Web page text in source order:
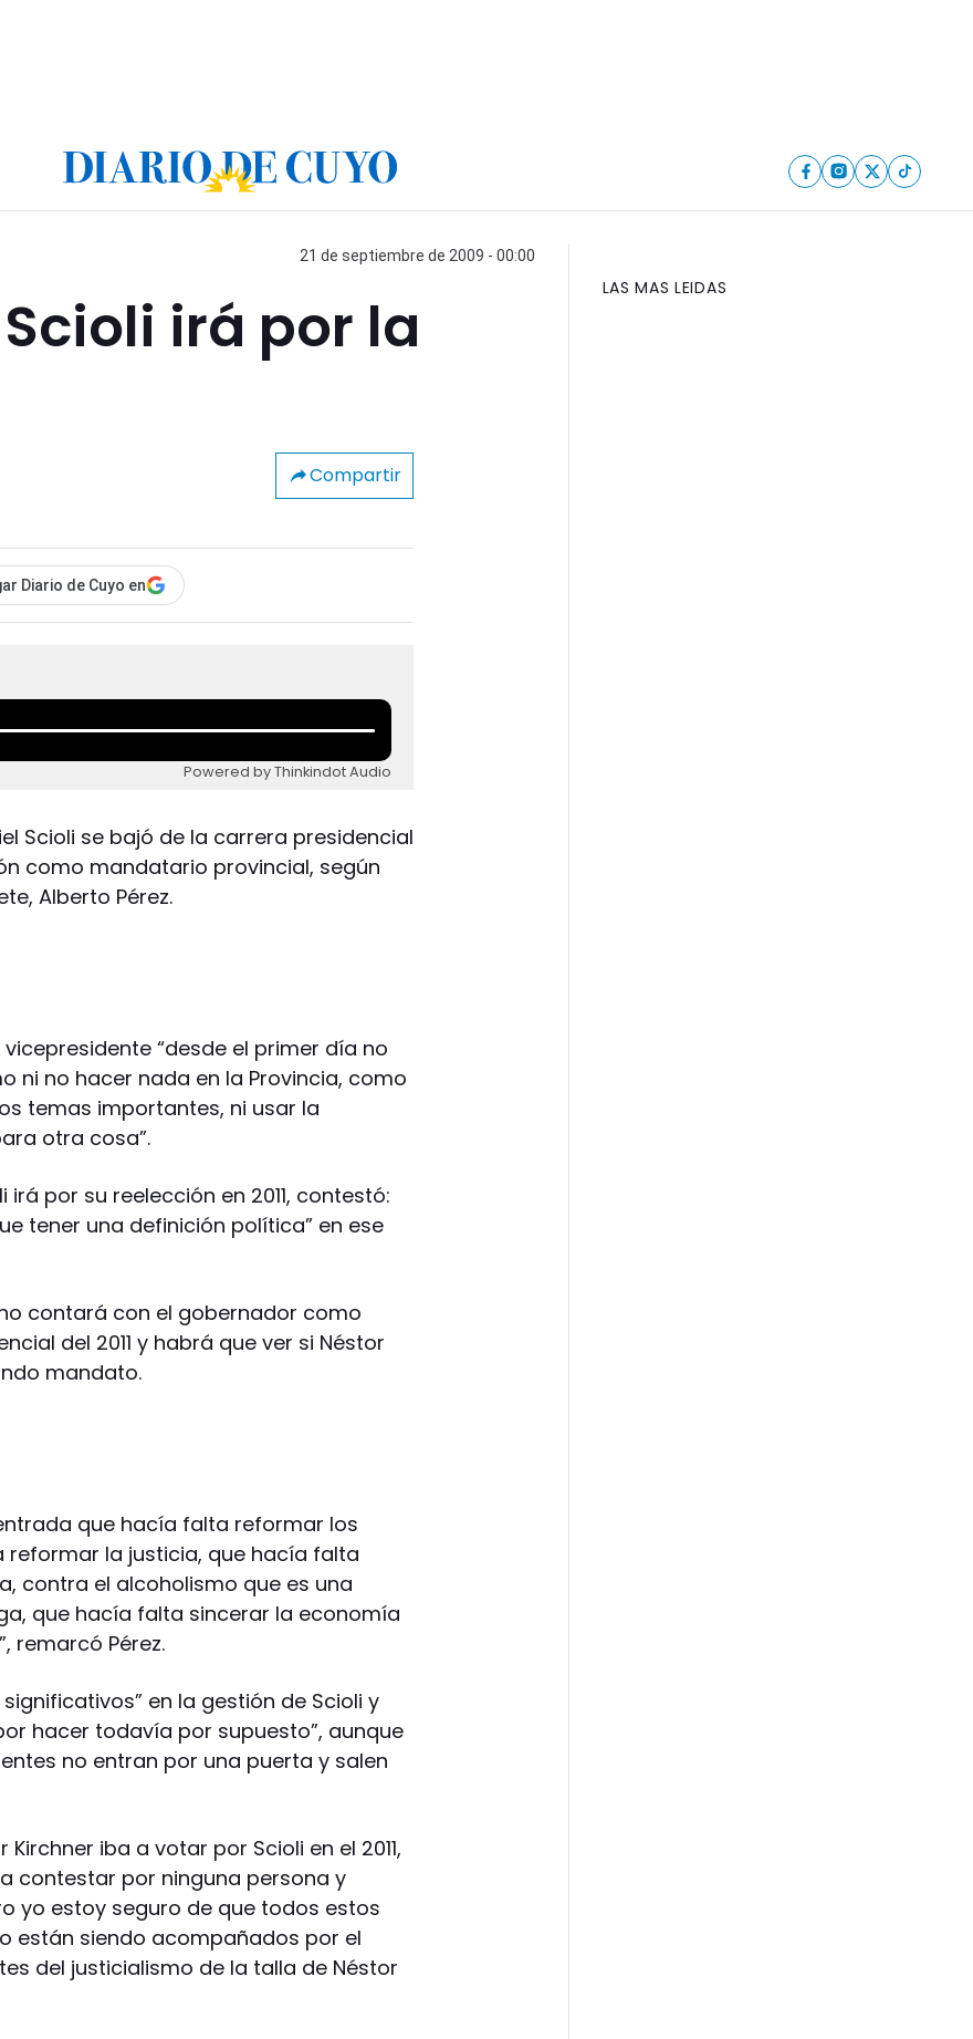
21 de septiembre de 2009 - 00:00
irá por la
Compartir
Diario de Cuyo en
Powered by Thinkindot Audio
Scioli se bajó de la carrera presidencial
como mandatario provincial, según
Alberto Pérez.
“desde el primer día no
ni no hacer nada en la Provincia, como
temas importantes, ni usar la
otra cosa”.
irá por su reelección en 2011, contestó:
tener una definición política” en ese
contará con el gobernador como
del 2011 y habrá que ver si Néstor
mandato.
que hacía falta reformar los
la justicia, que hacía falta
contra el alcoholismo que es una
que hacía falta sincerar la economía
remarcó Pérez.
en la gestión de Scioli y
hacer todavía por supuesto”, aunque
no entran por una puerta y salen
iba a votar por Scioli en el 2011,
contestar por ninguna persona y
yo estoy seguro de que todos estos
están siendo acompañados por el
del justicialismo de la talla de Néstor
LAS MAS LEIDAS